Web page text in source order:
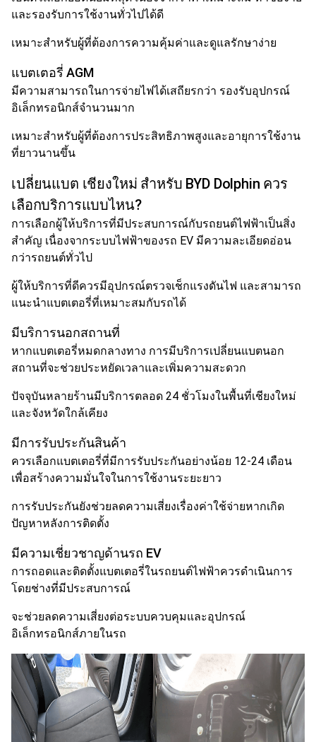
และรองรับการใช้งานทั่วไปได้ดี
เหมาะสำหรับผู้ที่ต้องการความคุ้มค่าและดูแลรักษาง่าย
แบตเตอรี่ AGM
มีความสามารถในการจ่ายไฟได้เสถียรกว่า รองรับอุปกรณ์
อิเล็กทรอนิกส์จำนวนมาก
เหมาะสำหรับผู้ที่ต้องการประสิทธิภาพสูงและอายุการใช้งาน
ที่ยาวนานขึ้น
เปลี่ยนแบต เชียงใหม่ สำหรับ BYD Dolphin ควร
เลือกบริการแบบไหน?
การเลือกผู้ให้บริการที่มีประสบการณ์กับรถยนต์ไฟฟ้าเป็นสิ่ง
สำคัญ เนื่องจากระบบไฟฟ้าของรถ EV มีความละเอียดอ่อน
กว่ารถยนต์ทั่วไป
ผู้ให้บริการที่ดีควรมีอุปกรณ์ตรวจเช็กแรงดันไฟ และสามารถ
แนะนำแบตเตอรี่ที่เหมาะสมกับรถได้
มีบริการนอกสถานที่
หากแบตเตอรี่หมดกลางทาง การมีบริการเปลี่ยนแบตนอก
สถานที่จะช่วยประหยัดเวลาและเพิ่มความสะดวก
ปัจจุบันหลายร้านมีบริการตลอด 24 ชั่วโมงในพื้นที่เชียงใหม่
และจังหวัดใกล้เคียง
มีการรับประกันสินค้า
ควรเลือกแบตเตอรี่ที่มีการรับประกันอย่างน้อย 12-24 เดือน
เพื่อสร้างความมั่นใจในการใช้งานระยะยาว
การรับประกันยังช่วยลดความเสี่ยงเรื่องค่าใช้จ่ายหากเกิด
ปัญหาหลังการติดตั้ง
มีความเชี่ยวชาญด้านรถ EV
การถอดและติดตั้งแบตเตอรี่ในรถยนต์ไฟฟ้าควรดำเนินการ
โดยช่างที่มีประสบการณ์
จะช่วยลดความเสี่ยงต่อระบบควบคุมและอุปกรณ์
อิเล็กทรอนิกส์ภายในรถ